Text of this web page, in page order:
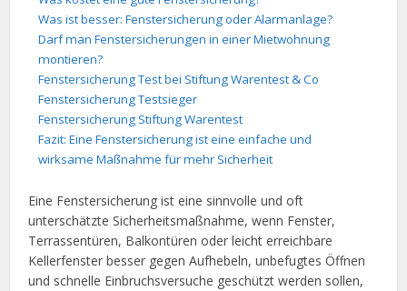
Was ist besser: Fenstersicherung oder Alarmanlage?
Darf man Fenstersicherungen in einer Mietwohnung
montieren?
Fenstersicherung Test bei Stiftung Warentest & Co
Fenstersicherung Testsieger
Fenstersicherung Stiftung Warentest
Fazit: Eine Fenstersicherung ist eine einfache und
wirksame Maßnahme für mehr Sicherheit
Eine Fenstersicherung ist eine sinnvolle und oft
unterschätzte Sicherheitsmaßnahme, wenn Fenster,
Terrassentüren, Balkontüren oder leicht erreichbare
Kellerfenster besser gegen Aufhebeln, unbefugtes Öffnen
und schnelle Einbruchsversuche geschützt werden sollen,